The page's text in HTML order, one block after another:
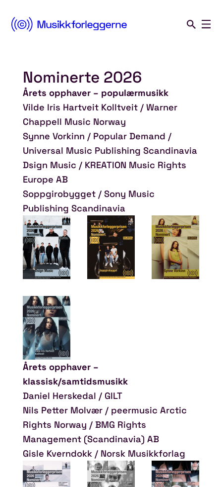
innhold
Norsk
Nominerte 2026
Årets opphaver – populærmusikk
Vilde Iris Hartveit Kolltveit / Warner
Chappell Music Norway
Synne Vorkinn / Popular Demand /
Universal Music Publishing Scandinavia
Dsign Music / KREATION Music Rights
Europe AB
Soppgirobygget / Sony Music
Publishing Scandinavia
Årets opphaver –
klassisk/samtidsmusikk
Daniel Herskedal / GILT
Nils Petter Molvær / peermusic Arctic
Rights Norway / BMG Rights
Management (Scandinavia) AB
Gisle Kverndokk / Norsk Musikkforlag